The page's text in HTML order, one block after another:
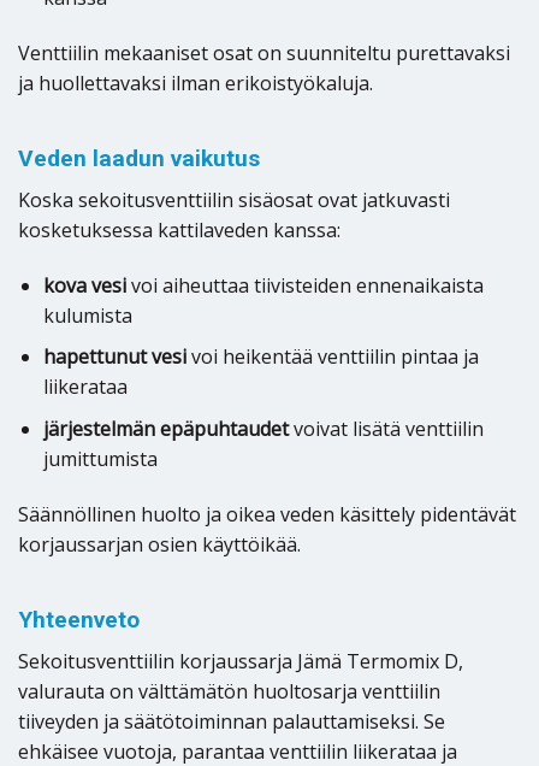
Venttiilin mekaaniset osat on suunniteltu purettavaksi
ja huollettavaksi ilman erikoistyökaluja.
Veden laadun vaikutus
Koska sekoitusventtiilin sisäosat ovat jatkuvasti
kosketuksessa kattilaveden kanssa:
kova vesivoi aiheuttaa tiivisteiden ennenaikaista
kulumista
hapettunut vesivoi heikentää venttiilin pintaa ja
liikerataa
järjestelmän epäpuhtaudetvoivat lisätä venttiilin
jumittumista
Säännöllinen huolto ja oikea veden käsittely pidentävät
korjaussarjan osien käyttöikää.
Yhteenveto
Sekoitusventtiilin korjaussarja Jämä Termomix D,
valurauta on välttämätön huoltosarja venttiilin
tiiveyden ja säätötoiminnan palauttamiseksi. Se
ehkäisee vuotoja, parantaa venttiilin liikerataa ja